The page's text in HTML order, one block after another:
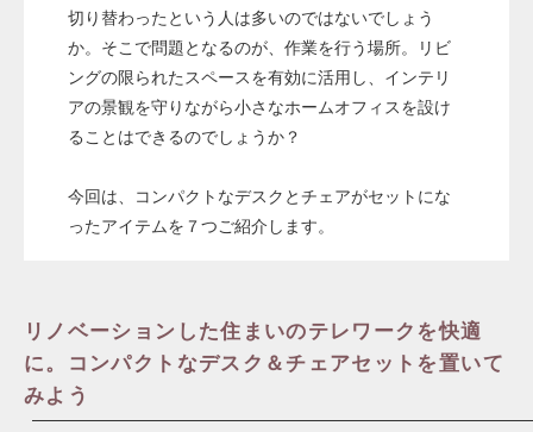
切り替わったという人は多いのではないでしょう
か。そこで問題となるのが、作業を行う場所。リビ
ングの限られたスペースを有効に活用し、インテリ
アの景観を守りながら小さなホームオフィスを設け
ることはできるのでしょうか？
今回は、コンパクトなデスクとチェアがセットにな
ったアイテムを７つご紹介します。
リノベーションした住まいのテレワークを快適
に。コンパクトなデスク＆チェアセットを置いて
みよう